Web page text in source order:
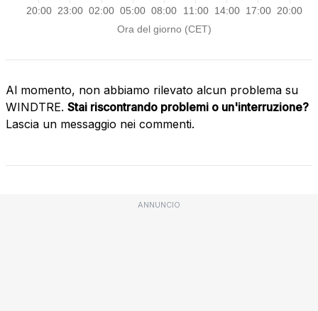
Al momento, non abbiamo rilevato alcun problema su
WINDTRE. Stai riscontrando problemi o un'interruzione?
Lascia un messaggio nei commenti.
ANNUNCIO